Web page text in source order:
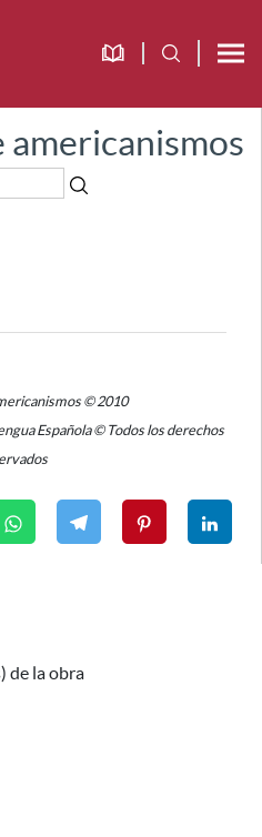
© 2010
Española © Todos los derechos
de la obra